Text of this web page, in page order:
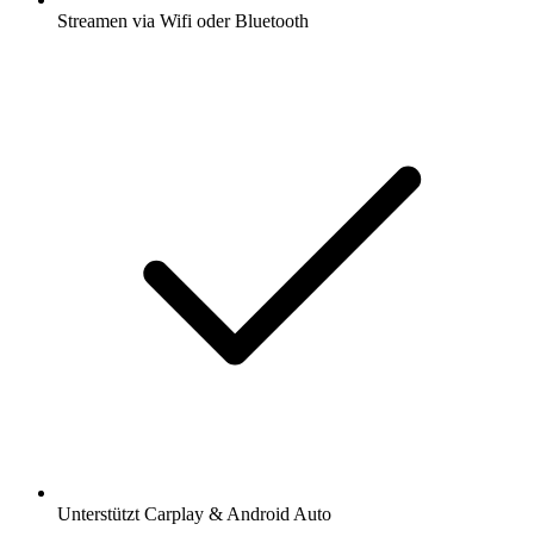
Streamen via Wifi oder Bluetooth
Unterstützt Carplay & Android Auto